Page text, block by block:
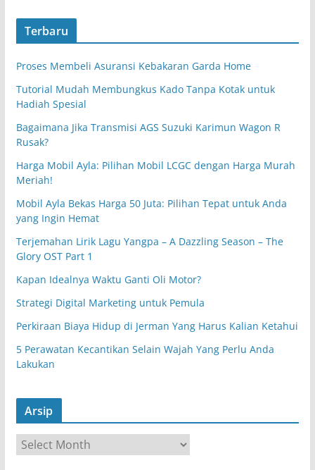
Terbaru
Proses Membeli Asuransi Kebakaran Garda Home
Tutorial Mudah Membungkus Kado Tanpa Kotak untuk
Hadiah Spesial
Bagaimana Jika Transmisi AGS Suzuki Karimun Wagon R
Rusak?
Harga Mobil Ayla: Pilihan Mobil LCGC dengan Harga Murah
Meriah!
Mobil Ayla Bekas Harga 50 Juta: Pilihan Tepat untuk Anda
yang Ingin Hemat
Terjemahan Lirik Lagu Yangpa – A Dazzling Season – The
Glory OST Part 1
Kapan Idealnya Waktu Ganti Oli Motor?
Strategi Digital Marketing untuk Pemula
Perkiraan Biaya Hidup di Jerman Yang Harus Kalian Ketahui
5 Perawatan Kecantikan Selain Wajah Yang Perlu Anda
Lakukan
Arsip
r